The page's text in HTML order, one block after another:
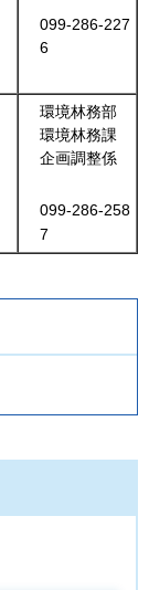
099-286-227
6
環境林務部
環境林務課
企画調整係
099-286-258
7